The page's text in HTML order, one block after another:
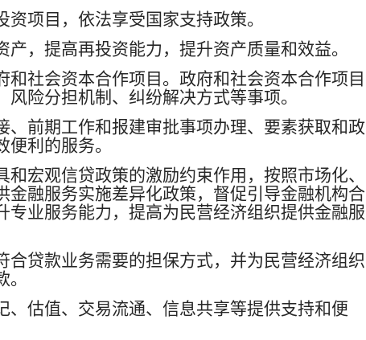
项目，依法享受国家支持政策。
，提高再投资能力，提升资产质量和效益。
社会资本合作项目。政府和社会资本合作项目
险分担机制、纠纷解决方式等事项。
前期工作和报建审批事项办理、要素获取和政
利的服务。
宏观信贷政策的激励约束作用，按照市场化、
融服务实施差异化政策，督促引导金融机构合
业服务能力，提高为民营经济组织提供金融服
贷款业务需要的担保方式，并为民营经济组织
估值、交易流通、信息共享等提供支持和便